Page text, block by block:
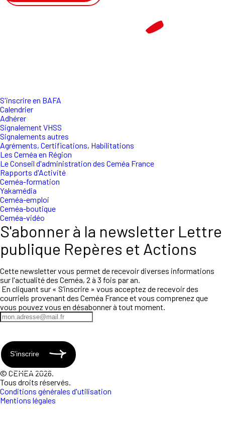
S'inscrire en BAFA
Calendrier
Adhérer
Signalement VHSS
Signalements autres
Agréments, Certifications, Habilitations
Les Ceméa en Région
Le Conseil d'administration des Ceméa France
Rapports d'Activité
Ceméa-formation
Yakamédia
Ceméa-emploi
Ceméa-boutique
Ceméa-vidéo
S'abonner à la newsletter Lettre
publique Repères et Actions
Cette newsletter vous permet de recevoir diverses informations
sur l'actualité des Ceméa, 2 à 3 fois par an.
En cliquant sur « S’inscrire » vous acceptez de recevoir des
courriels provenant des Ceméa France et vous comprenez que
vous pouvez vous en désabonner à tout moment.
S'inscrire
© CEMEA 2026.
Tous droits réservés.
Conditions générales d'utilisation
Mentions légales